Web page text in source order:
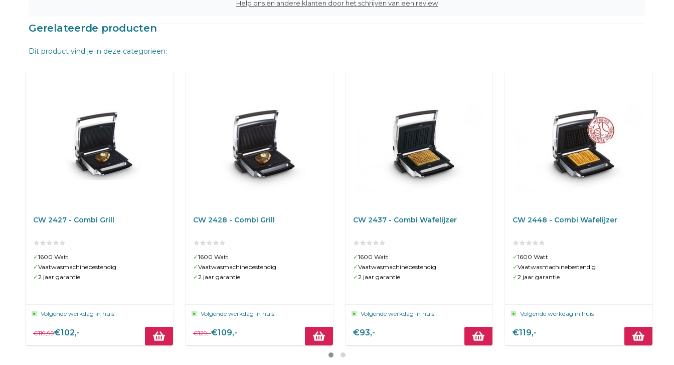
Help ons en andere klanten door het schrijven van een review
Gerelateerde producten
Dit product vind je in deze categorieen:
CW 2427 - Combi Grill
✓1600 Watt
✓Vaatwasmachinebestendig
✓2 jaar garantie
Volgende werkdag in huis
€119,99€102,-
CW 2428 - Combi Grill
✓1600 Watt
✓Vaatwasmachinebestendig
✓2 jaar garantie
Volgende werkdag in huis
€129,-€109,-
CW 2437 - Combi Wafelijzer
✓1600 Watt
✓Vaatwasmachinebestendig
✓2 jaar garantie
Volgende werkdag in huis
€93,-
CW 2448 - Combi Wafelijzer
✓1600 Watt
✓Vaatwasmachinebestendig
✓2 jaar garantie
Volgende werkdag in huis
€119,-